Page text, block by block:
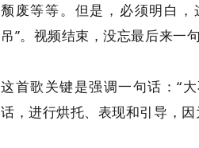
颓废等等。但是，必须明白
吊”。视频结束，没忘最后来一
这首歌关键是强调一句话：“
话，进行烘托、表现和引导，